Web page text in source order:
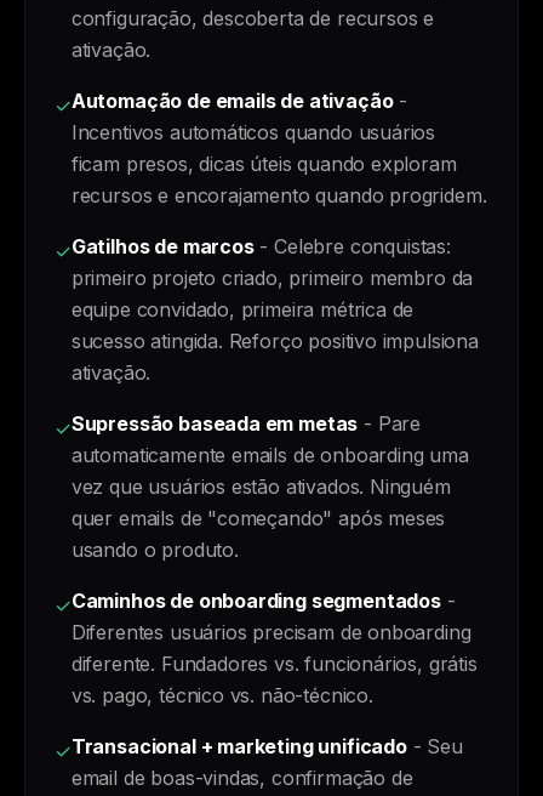
configuração, descoberta de recursos e
ativação.
✓Automação de emails de ativação-
Incentivos automáticos quando usuários
ficam presos, dicas úteis quando exploram
recursos e encorajamento quando progridem.
✓Gatilhos de marcos- Celebre conquistas:
primeiro projeto criado, primeiro membro da
equipe convidado, primeira métrica de
sucesso atingida. Reforço positivo impulsiona
ativação.
✓Supressão baseada em metas - Pare
automaticamente emails de onboarding uma
vez que usuários estão ativados. Ninguém
quer emails de "começando" após meses
usando o produto.
✓Caminhos de onboarding segmentados-
Diferentes usuários precisam de onboarding
diferente. Fundadores vs. funcionários, grátis
vs. pago, técnico vs. não-técnico.
✓Transacional + marketing unificado- Seu
email de boas-vindas, confirmação de